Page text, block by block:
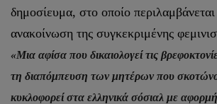
δημοσίευμα, στο οποίο περιλαμβάνεται
ανακοίνωση της συγκεκριμένης
«Μια αφίσα που δικαιολογεί τις
τη διαπόμπευση των μητέρων που
κυκλοφορεί στα ελληνικά σόσιαλ με